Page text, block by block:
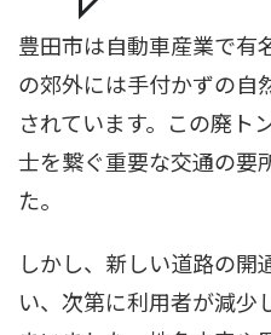
豊田市は自動車産業で有
の郊外には手付かずの自
されています。この廃ト
士を繋ぐ重要な交通の要
た。
しかし、新しい道路の
い、次第に利用者が減少